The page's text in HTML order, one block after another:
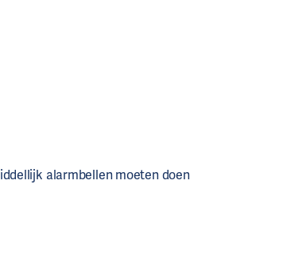
alarmbellen moeten doen